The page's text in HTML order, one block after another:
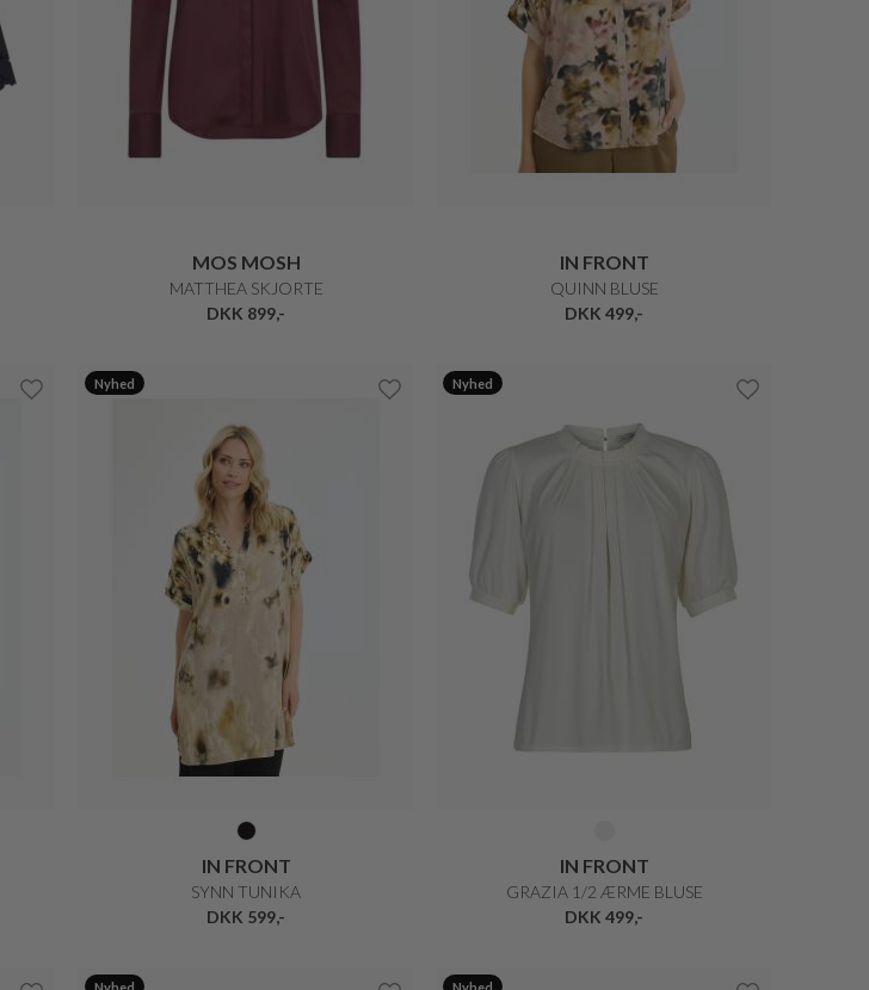
MOS MOSH
MATTHEA SKJORTE
DKK 899,-
IN FRONT
QUINN BLUSE
DKK 499,-
Nyhed
IN FRONT
SYNN TUNIKA
DKK 599,-
Nyhed
IN FRONT
GRAZIA 1/2 ÆRME BLUSE
DKK 499,-
Nyhed Nyhed